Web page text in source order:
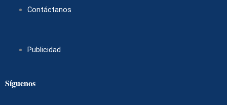
Contáctanos
Publicidad
Síguenos